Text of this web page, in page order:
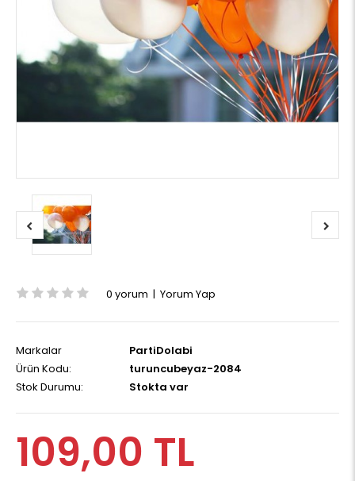
0 yorum | Yorum Yap
Markalar
PartiDolabi
Ürün Kodu:
turuncubeyaz-2084
Stok Durumu:
Stokta var
109,00 TL